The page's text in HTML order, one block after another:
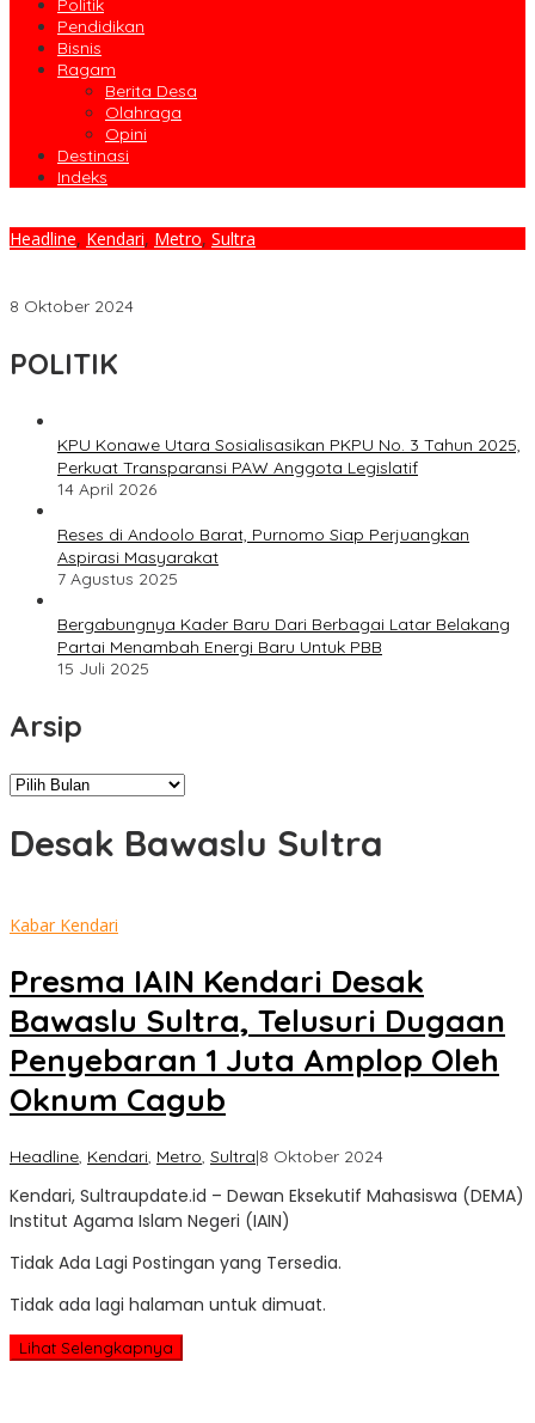
Politik
Pendidikan
Bisnis
Ragam
Berita Desa
Olahraga
Opini
Destinasi
Indeks
Headline, Kendari, Metro, Sultra
8 Oktober 2024
POLITIK
KPU Konawe Utara Sosialisasikan PKPU No. 3 Tahun 2025,
Perkuat Transparansi PAW Anggota Legislatif
14 April 2026
Reses di Andoolo Barat, Purnomo Siap Perjuangkan
Aspirasi Masyarakat
7 Agustus 2025
Bergabungnya Kader Baru Dari Berbagai Latar Belakang
Partai Menambah Energi Baru Untuk PBB
15 Juli 2025
Arsip
Arsip
Desak Bawaslu Sultra
Kabar Kendari
Presma IAIN Kendari Desak
Bawaslu Sultra, Telusuri Dugaan
Penyebaran 1 Juta Amplop Oleh
Oknum Cagub
Headline, Kendari, Metro, Sultra|8 Oktober 2024oleh
Update
Kendari, Sultraupdate.id – Dewan Eksekutif Mahasiswa (DEMA)
Institut Agama Islam Negeri (IAIN)
Tidak Ada Lagi Postingan yang Tersedia.
Tidak ada lagi halaman untuk dimuat.
Lihat Selengkapnya